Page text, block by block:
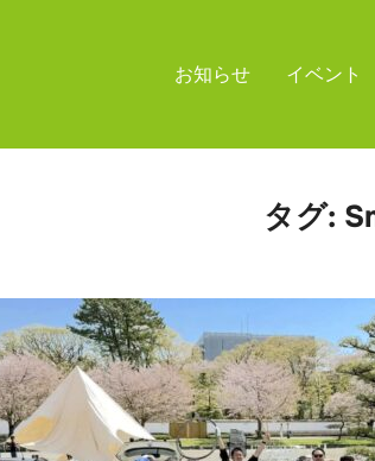
お知らせ イベント
タグ: